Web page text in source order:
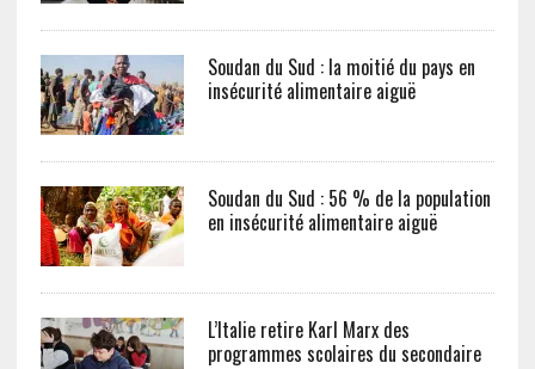
Soudan du Sud : la moitié du pays en
insécurité alimentaire aiguë
Soudan du Sud : 56 % de la population
en insécurité alimentaire aiguë
L’Italie retire Karl Marx des
programmes scolaires du secondaire